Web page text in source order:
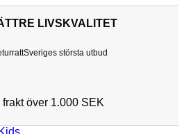
LIVSKVALITET
Sveriges största utbud
frakt över 1.000 SEK
Kunderna älskar oss
Utökad returratt
Sveriges största utbud